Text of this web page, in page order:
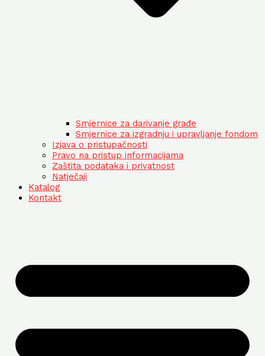
Smjernice za darivanje građe
Smjernice za izgradnju i upravljanje fondom
Izjava o pristupačnosti
Pravo na pristup informacijama
Zaštita podataka i privatnost
Natječaji
Katalog
Kontakt